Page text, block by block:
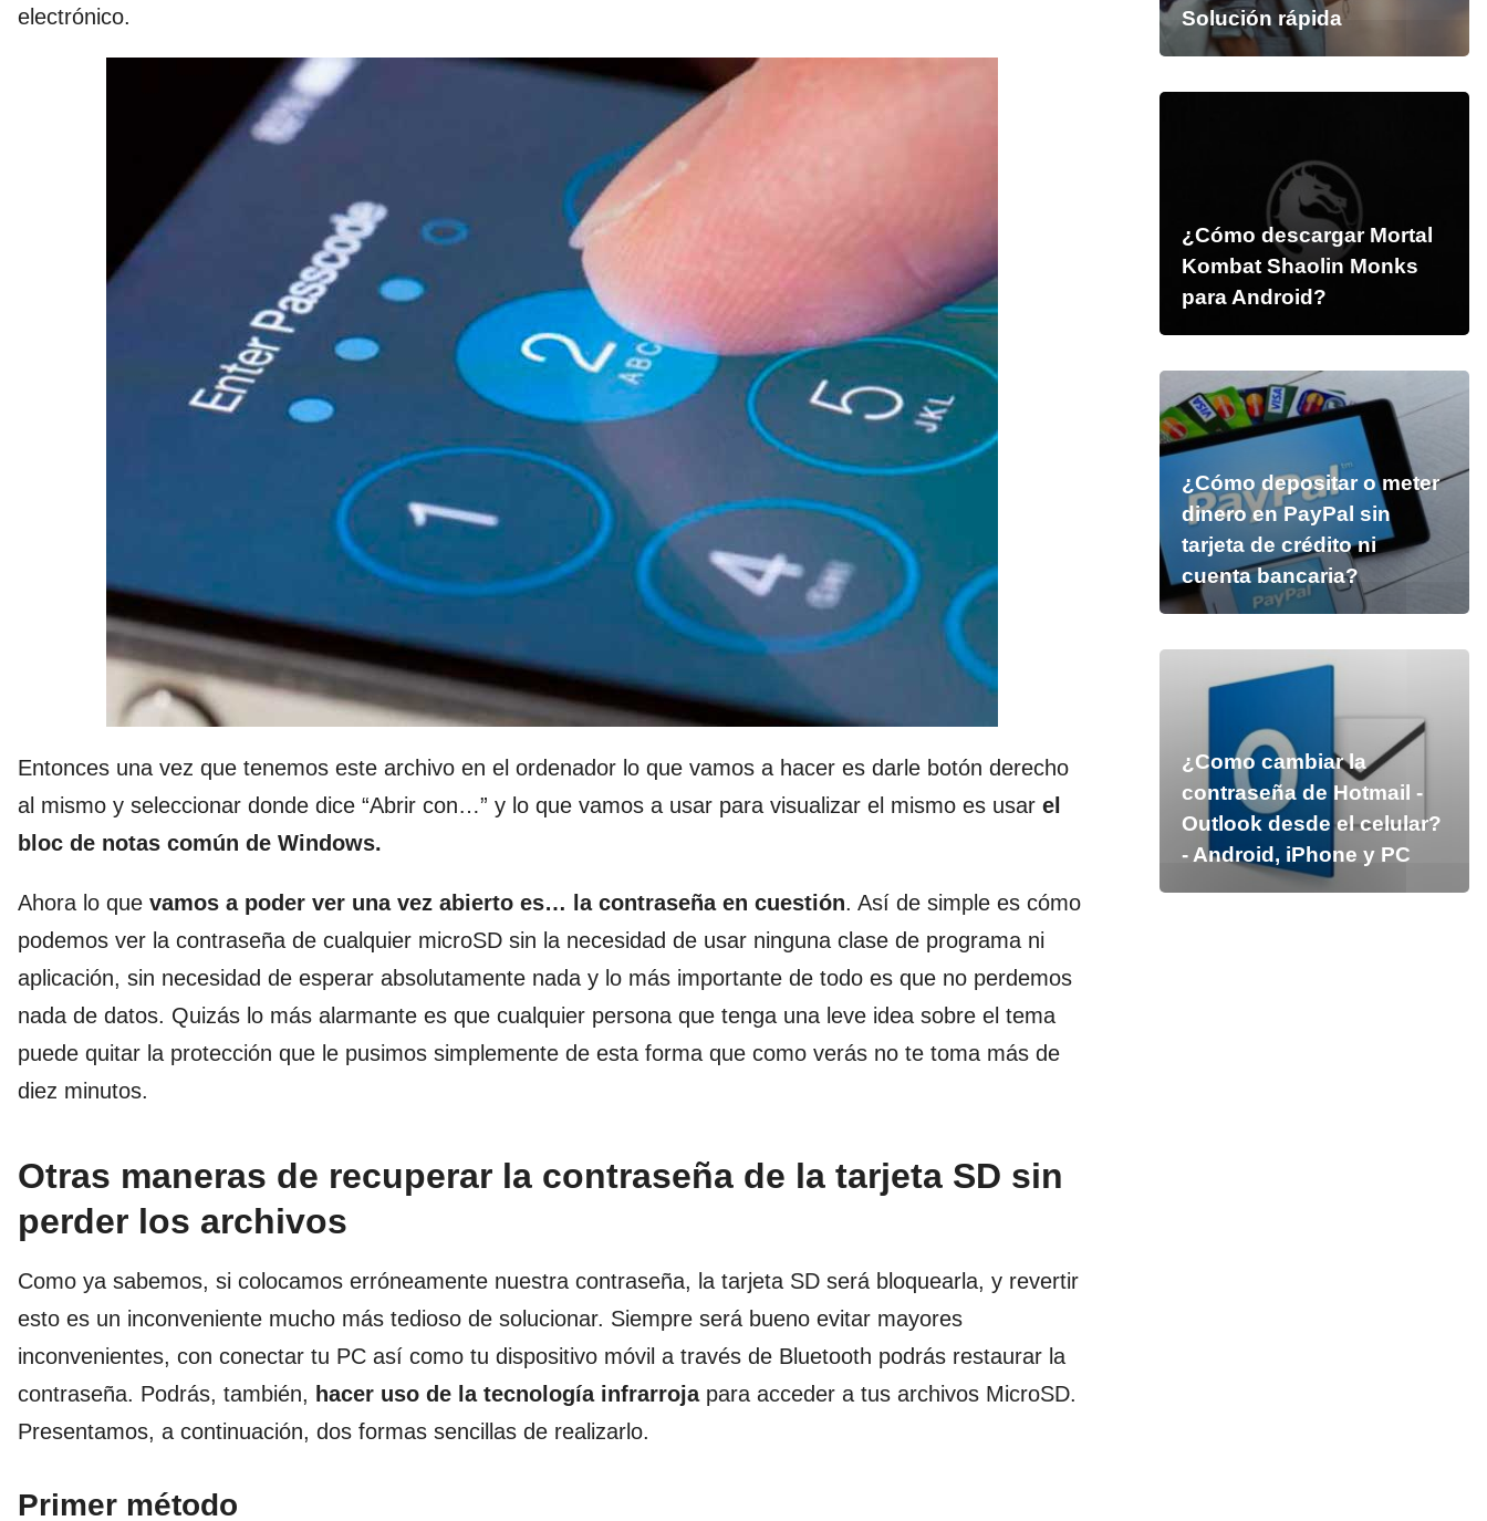
electrónico.
Entonces una vez que tenemos este archivo en el ordenador lo que vamos a hacer es darle botón derecho
al mismo y seleccionar donde dice “Abrir con…” y lo que vamos a usar para visualizar el mismo es usar el
bloc de notas común de Windows.
Ahora lo que vamos a poder ver una vez abierto es… la contraseña en cuestión. Así de simple es cómo
podemos ver la contraseña de cualquier microSD sin la necesidad de usar ninguna clase de programa ni
aplicación, sin necesidad de esperar absolutamente nada y lo más importante de todo es que no perdemos
nada de datos. Quizás lo más alarmante es que cualquier persona que tenga una leve idea sobre el tema
puede quitar la protección que le pusimos simplemente de esta forma que como verás no te toma más de
diez minutos.
Otras maneras de recuperar la contraseña de la tarjeta SD sin
perder los archivos
Como ya sabemos, si colocamos erróneamente nuestra contraseña, la tarjeta SD será bloquearla, y revertir
esto es un inconveniente mucho más tedioso de solucionar. Siempre será bueno evitar mayores
inconvenientes, con conectar tu PC así como tu dispositivo móvil a través de Bluetooth podrás restaurar la
contraseña. Podrás, también, hacer uso de la tecnología infrarrojapara acceder a tus archivos MicroSD.
Presentamos, a continuación, dos formas sencillas de realizarlo.
Primer método
Solución rápida
¿Cómo descargar Mortal
Kombat Shaolin Monks
para Android?
¿Cómo depositar o meter
dinero en PayPal sin
tarjeta de crédito ni
cuenta bancaria?
¿Como cambiar la
contraseña de Hotmail -
Outlook desde el celular?
- Android, iPhone y PC